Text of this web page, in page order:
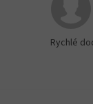
Rychlé